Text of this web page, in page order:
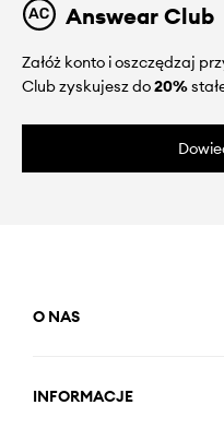
Answear Club
Załóż konto i oszczędzaj
Club zyskujesz do20%
O NAS
INFORMACJE